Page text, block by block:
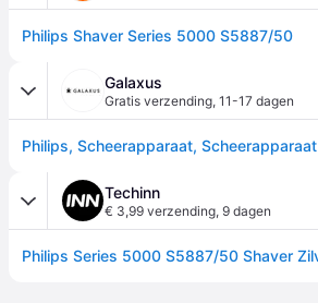
Philips Shaver Series 5000 S5887/50
Galaxus
Gratis verzending, 11-17 dagen
Techinn
€ 3,99 verzending, 9 dagen